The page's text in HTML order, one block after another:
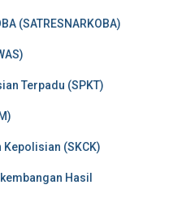
(SATRESNARKOBA)
Terpadu (SPKT)
Kepolisian (SKCK)
Hasil